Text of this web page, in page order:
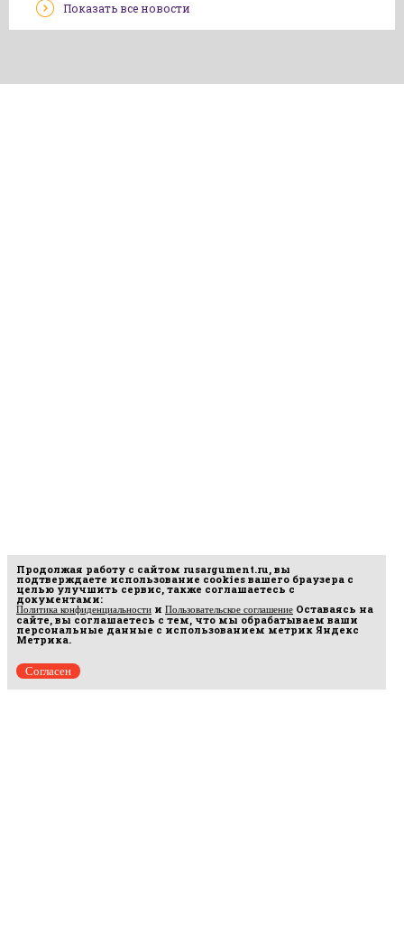
Показать все новости
Продолжая работу с сайтом rusargument.ru, вы
подтверждаете использование cookies вашего браузера с
целью улучшить сервис, также соглашаетесь с
документами:
Политика конфиденциальности и Пользовательское соглашение Оставаясь на
сайте, вы соглашаетесь с тем, что мы обрабатываем ваши
персональные данные с использованием метрик Яндекс
Метрика.
Согласен